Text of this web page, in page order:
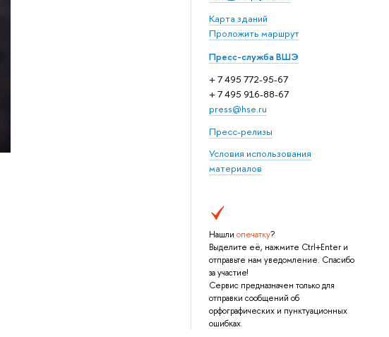
Карта зданий
Проложить маршрут
Пресс-служба ВШЭ
+ 7 495 772-95-67
+ 7 495 916-88-67
press@hse.ru
Пресс-релизы
Условия использования
материалов
Нашли опечатку?
Выделите её, нажмите Ctrl+Enter и
отправьте нам уведомление. Спасибо
за участие!
Сервис предназначен только для
отправки сообщений об
орфографических и пунктуационных
ошибках.